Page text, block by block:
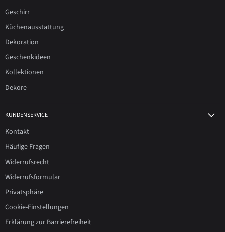
Geschirr
Küchenausstattung
Dekoration
Geschenkideen
Kollektionen
Dekore
KUNDENSERVICE
Kontakt
Häufige Fragen
Widerrufsrecht
Widerrufsformular
Privatsphäre
Cookie-Einstellungen
Erklärung zur Barrierefreiheit